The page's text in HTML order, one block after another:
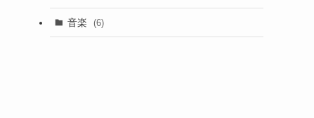
音楽 (6)